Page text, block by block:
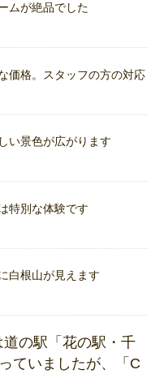
ムが絶品でした
価格。スタッフの方の対応
い景色が広がります
特別な体験です
白根山が見えます
の駅「花の駅・千
ていましたが、「C